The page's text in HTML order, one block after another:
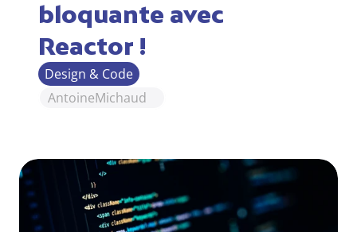
bloquante avec
Reactor !
Design & Code
AntoineMichaud